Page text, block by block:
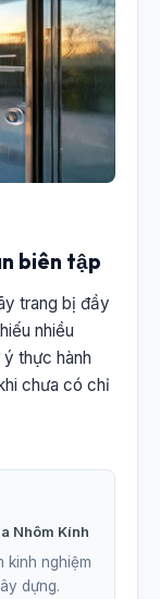
biên tập
trang bị đầy
nhiều
thực hành
chưa có chỉ
Nhôm Kính
kinh nghiệm
dựng.